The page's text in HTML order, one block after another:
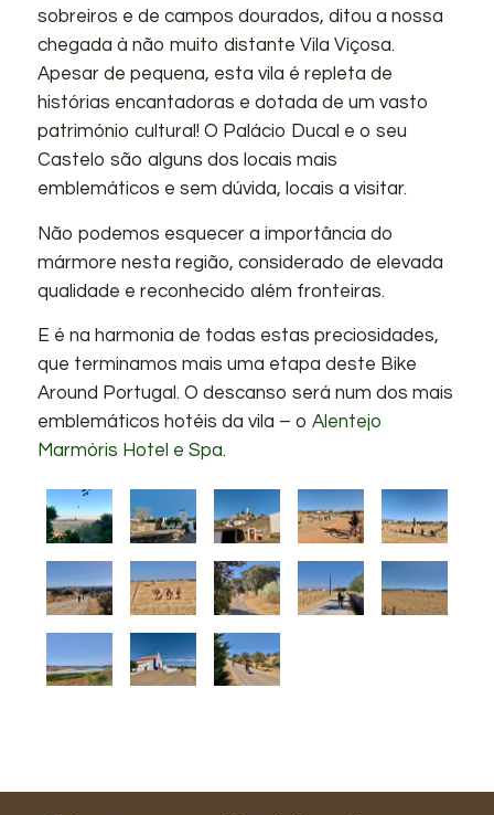
sobreiros e de campos dourados, ditou a nossa
chegada à não muito distante Vila Viçosa.
Apesar de pequena, esta vila é repleta de
histórias encantadoras e dotada de um vasto
património cultural! O Palácio Ducal e o seu
Castelo são alguns dos locais mais
emblemáticos e sem dúvida, locais a visitar.
Não podemos esquecer a importância do
mármore nesta região, considerado de elevada
qualidade e reconhecido além fronteiras.
E é na harmonia de todas estas preciosidades,
que terminamos mais uma etapa deste Bike
Around Portugal. O descanso será num dos mais
emblemáticos hotéis da vila – o Alentejo
Marmòris Hotel e Spa.